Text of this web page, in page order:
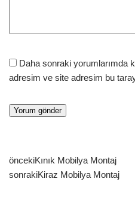
Daha sonraki yorumlarımda
adresim ve site adresim bu
öncekiKınık Mobilya Montaj
sonrakiKiraz Mobilya Montaj